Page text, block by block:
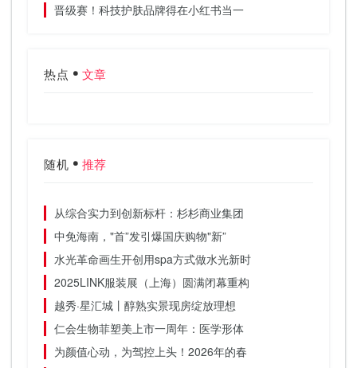
晋级赛！科技护肤品牌得在小红书当一
热点 文章
随机 推荐
从综合实力到创新标杆：杉杉商业集团
中免海南，"首”发引爆国庆购物"新”
水光革命画生开创用spa方式做水光新时
2025LINK服装展（上海）圆满闭幕重构
越秀·星汇城丨醇熟实景现房绽放理想
仁会生物菲塑美上市一周年：医学形体
为颜值心动，为驾控上头！2026年的春